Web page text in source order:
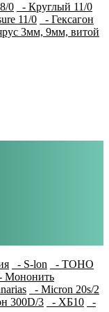
0
- Круглый 11/0
11/0
- Гексагон
3мм, 9мм, витой
- S-lon
- TOHO
Мононить
- Micron 20s/2
300D/3 - ХБ10
-